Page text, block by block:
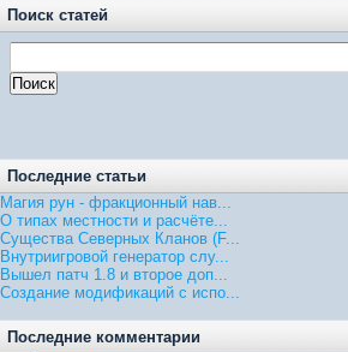
Поиск статей
Последние статьи
Магия рун - фракционный нав...
О типах местности и расчёте...
Существа Северных Кланов (F...
Внутриигровой генератор слу...
Вышел патч 1.8 и второе доп...
Создание модификаций с испо...
Последние комментарии